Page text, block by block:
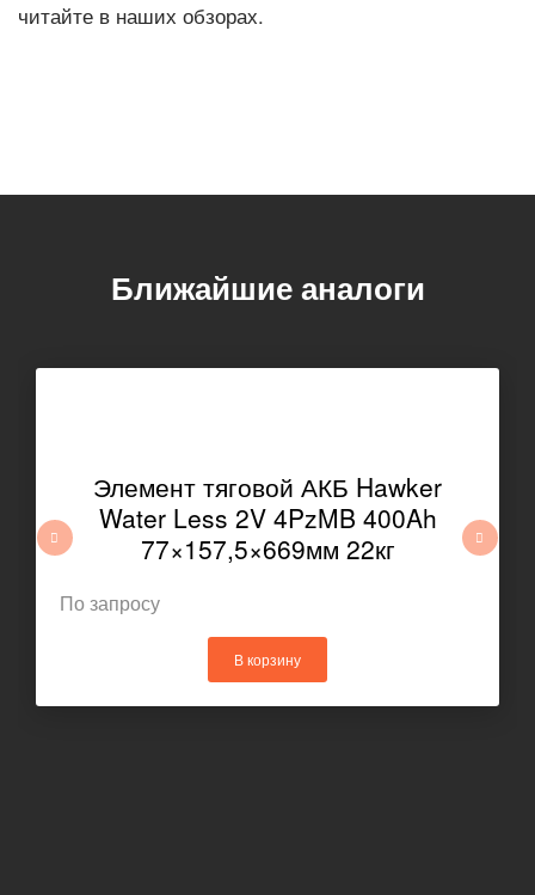
читайте в наших обзорах.
Ближайшие аналоги
Элемент тяговой АКБ Hawker
Water Less 2V 4PzMB 400Ah
77×157,5×669мм 22кг
По запросу
В корзину